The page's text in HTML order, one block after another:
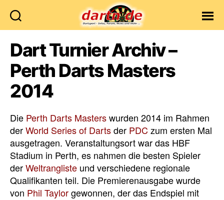
Dart Turnier Archiv –
Perth Darts Masters
2014
Die Perth Darts Masterswurden 2014 im Rahmen
derWorld Series of Dartsder PDC zum ersten Mal
ausgetragen. Veranstaltungsort war das HBF
Stadium in Perth, es nahmen die besten Spieler
derWeltrangliste und verschiedene regionale
Qualifikanten teil. Die Premierenausgabe wurde
von Phil Taylorgewonnen, der das Endspiel mit